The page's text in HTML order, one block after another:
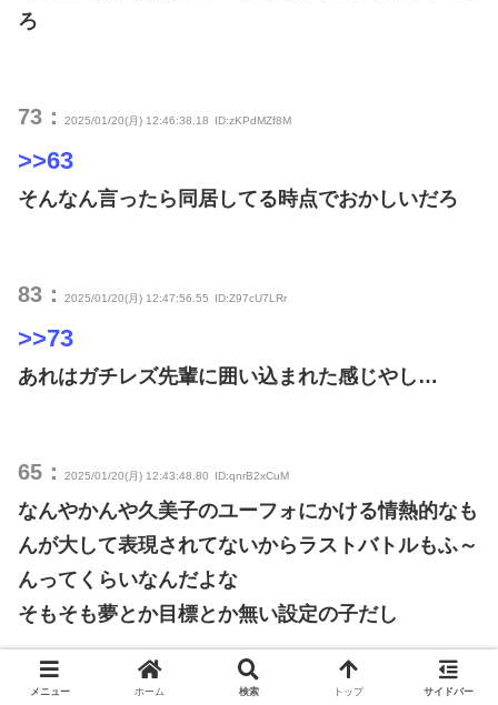
ろ
73： 2025/01/20(月) 12:46:38.18 ID:zKPdMZf8M
>>63
そんなん言ったら同居してる時点でおかしいだろ
83： 2025/01/20(月) 12:47:56.55 ID:Z97cU7LRr
>>73
あれはガチレズ先輩に囲い込まれた感じやし…
65： 2025/01/20(月) 12:43:48.80 ID:qnrB2xCuM
なんやかんや久美子のユーフォにかける情熱的なも
んが大して表現されてないからラストバトルもふ～
んってくらいなんだよな
そもそも夢とか目標とか無い設定の子だし
視聴者に気持ちを汲めって投げつけられてる感じで
メニュー ホーム 検索 トップ サイドバー